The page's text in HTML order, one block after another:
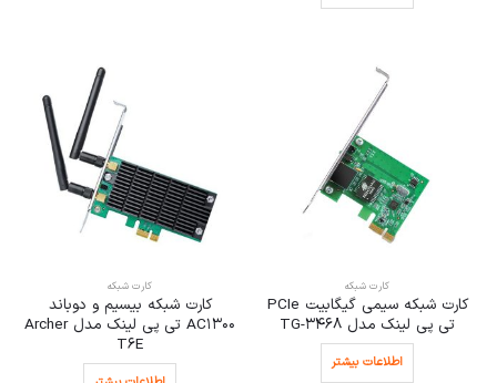
کارت شبکه
کارت شبکه سیمی گیگابیت PCIe
تی پی لینک مدل TG-3468
اطلاعات بیشتر
کارت شبکه
کارت شبکه بیسیم و دوباند
AC1300 تی پی لینک مدل Archer
T6E